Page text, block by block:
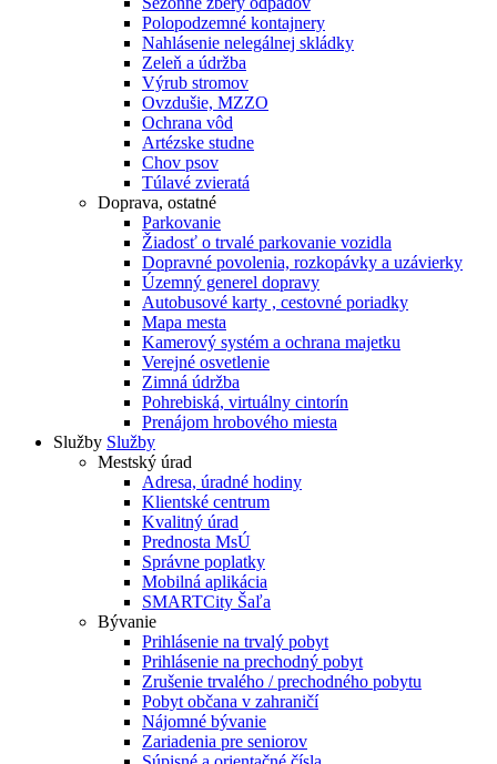
Polopodzemné kontajnery
Nahlásenie nelegálnej skládky
Zeleň a údržba
Výrub stromov
Ovzdušie, MZZO
Ochrana vôd
Artézske studne
Chov psov
Túlavé zvieratá
Doprava, ostatné
Parkovanie
Žiadosť o trvalé parkovanie vozidla
Dopravné povolenia, rozkopávky a uzávierky
Územný generel dopravy
Autobusové karty , cestovné poriadky
Mapa mesta
Kamerový systém a ochrana majetku
Verejné osvetlenie
Zimná údržba
Pohrebiská, virtuálny cintorín
Prenájom hrobového miesta
Služby Služby
Mestský úrad
Adresa, úradné hodiny
Klientské centrum
Kvalitný úrad
Prednosta MsÚ
Správne poplatky
Mobilná aplikácia
SMARTCity Šaľa
Bývanie
Prihlásenie na trvalý pobyt
Prihlásenie na prechodný pobyt
Zrušenie trvalého / prechodného pobytu
Pobyt občana v zahraničí
Nájomné bývanie
Zariadenia pre seniorov